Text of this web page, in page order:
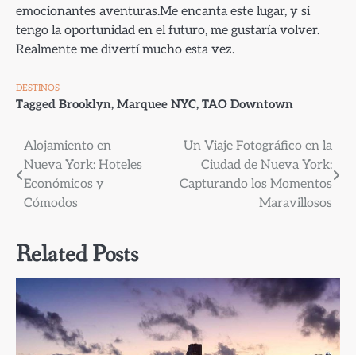
emocionantes aventuras.Me encanta este lugar, y si
tengo la oportunidad en el futuro, me gustaría volver.
Realmente me divertí mucho esta vez.
DESTINOS
Tagged Brooklyn, Marquee NYC, TAO Downtown
Navegación
de
entradas
Alojamiento en
Nueva York: Hoteles
Económicos y
Cómodos
Un Viaje Fotográfico en la
Ciudad de Nueva York:
Capturando los Momentos
Maravillosos
Related Posts